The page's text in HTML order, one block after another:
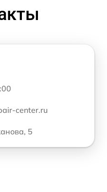
center.ru
5